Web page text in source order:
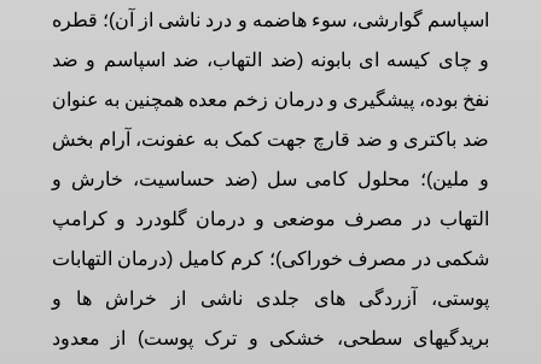
اسپاسم گوارشی، سوء هاضمه و درد ناشی از آن)؛ قطره
و چای کیسه ای بابونه (ضد التهاب، ضد اسپاسم و ضد
نفخ بوده، پیشگیری و درمان زخم معده همچنین به عنوان
ضد باکتری و ضد قارچ جهت کمک به عفونت، آرام بخش
و ملین)؛ محلول کامی سل (ضد حساسیت، خارش و
التهاب در مصرف موضعی و درمان گلودرد و کرامپ
شکمی در مصرف خوراکی)؛ کرم کامیل (درمان التهابات
پوستی، آزردگی های جلدی ناشی از خراش ها و
بریدگیهای سطحی، خشکی و ترک پوست) از معدود